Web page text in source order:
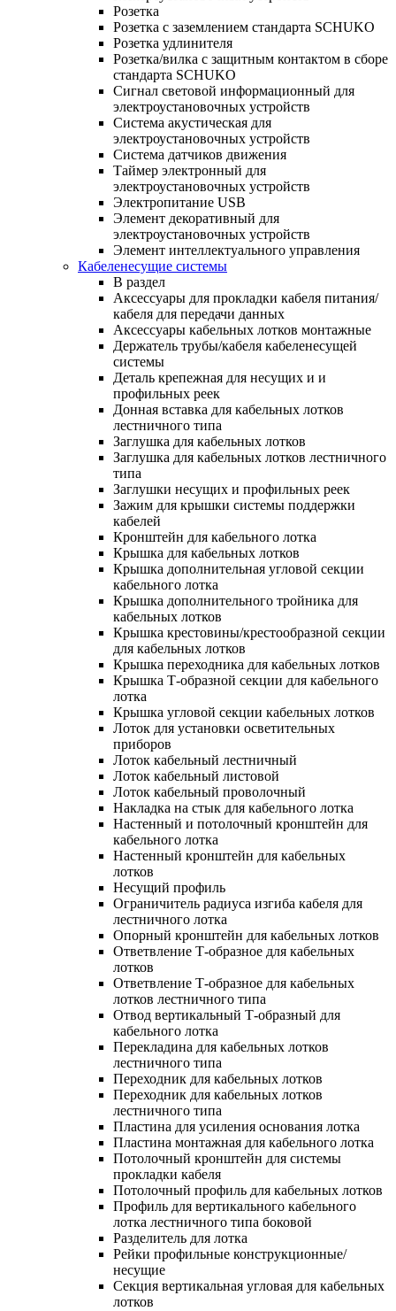
Розетка
Розетка с заземлением стандарта SCHUKO
Розетка удлинителя
Розетка/вилка с защитным контактом в сборе
стандарта SCHUKO
Сигнал световой информационный для
электроустановочных устройств
Система акустическая для
электроустановочных устройств
Система датчиков движения
Таймер электронный для
электроустановочных устройств
Электропитание USB
Элемент декоративный для
электроустановочных устройств
Элемент интеллектуального управления
Кабеленесущие системы
В раздел
Аксессуары для прокладки кабеля питания/
кабеля для передачи данных
Аксессуары кабельных лотков монтажные
Держатель трубы/кабеля кабеленесущей
системы
Деталь крепежная для несущих и и
профильных реек
Донная вставка для кабельных лотков
лестничного типа
Заглушка для кабельных лотков
Заглушка для кабельных лотков лестничного
типа
Заглушки несущих и профильных реек
Зажим для крышки системы поддержки
кабелей
Кронштейн для кабельного лотка
Крышка для кабельных лотков
Крышка дополнительная угловой секции
кабельного лотка
Крышка дополнительного тройника для
кабельных лотков
Крышка крестовины/крестообразной секции
для кабельных лотков
Крышка переходника для кабельных лотков
Крышка Т-образной секции для кабельного
лотка
Крышка угловой секции кабельных лотков
Лоток для установки осветительных
приборов
Лоток кабельный лестничный
Лоток кабельный листовой
Лоток кабельный проволочный
Накладка на стык для кабельного лотка
Настенный и потолочный кронштейн для
кабельного лотка
Настенный кронштейн для кабельных
лотков
Несущий профиль
Ограничитель радиуса изгиба кабеля для
лестничного лотка
Опорный кронштейн для кабельных лотков
Ответвление Т-образное для кабельных
лотков
Ответвление Т-образное для кабельных
лотков лестничного типа
Отвод вертикальный Т-образный для
кабельного лотка
Перекладина для кабельных лотков
лестничного типа
Переходник для кабельных лотков
Переходник для кабельных лотков
лестничного типа
Пластина для усиления основания лотка
Пластина монтажная для кабельного лотка
Потолочный кронштейн для системы
прокладки кабеля
Потолочный профиль для кабельных лотков
Профиль для вертикального кабельного
лотка лестничного типа боковой
Разделитель для лотка
Рейки профильные конструкционные/
несущие
Секция вертикальная угловая для кабельных
лотков